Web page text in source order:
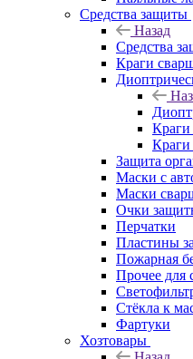
Средства защиты
Назад
Средства
Краги
Краги
Краги
Защита
Маски с
Маски
Очки
Перчатки
Пластины
Пожарная
Прочее для
Стёкла к
Фартуки
Хозтовары